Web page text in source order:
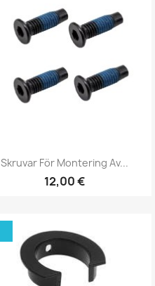
Snabbvy
Skruvar För Montering Av...
12,00 €